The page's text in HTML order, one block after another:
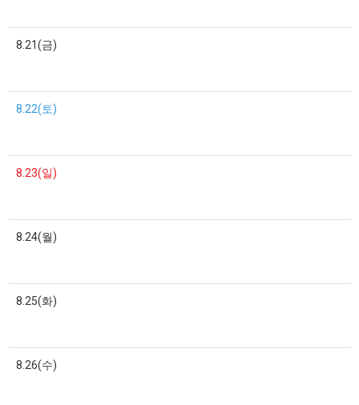
8.21(금)
8.22(토)
8.23(일)
8.24(월)
8.25(화)
8.26(수)